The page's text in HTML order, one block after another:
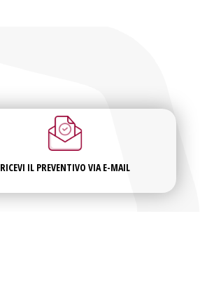
RICEVI IL PREVENTIVO VIA E-MAIL